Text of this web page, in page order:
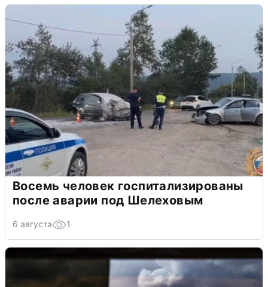
Восемь человек госпитализированы
после аварии под Шелеховым
6 августа 1